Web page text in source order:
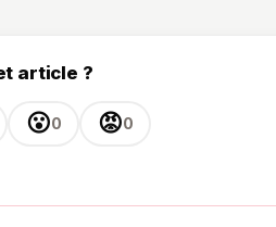
article ?
😮0 😡0